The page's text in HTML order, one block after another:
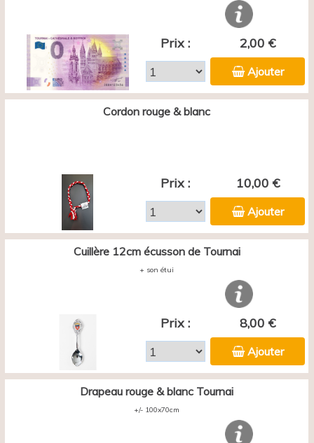
Prix : 2,00 €
Ajouter
Cordon rouge & blanc
Prix : 10,00 €
Ajouter
Cuillère 12cm écusson de Tournai
+ son étui
Prix : 8,00 €
Ajouter
Drapeau rouge & blanc Tournai
+/- 100x70cm